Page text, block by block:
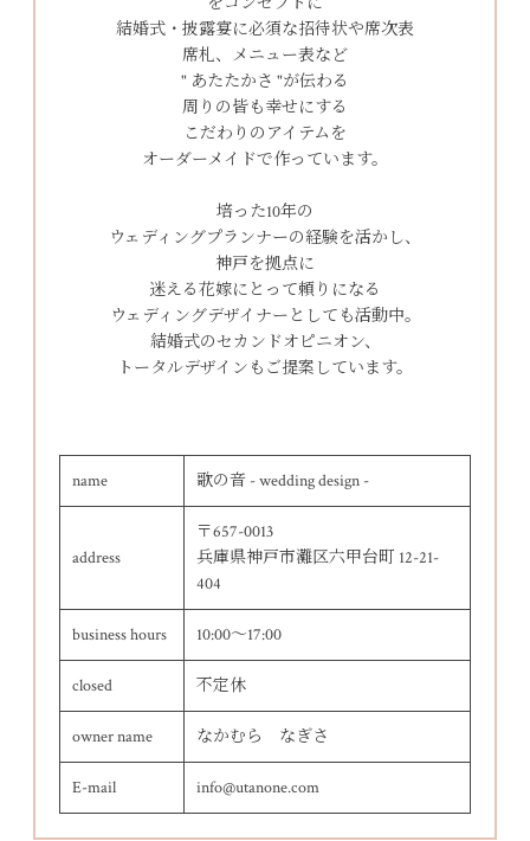
結婚式・披露宴に必須な招待状や席次表
席札、メニュー表など
" あたたかさ "が伝わる
周りの皆も幸せにする
こだわりのアイテムを
オーダーメイドで作っています。
培った10年の
ウェディングプランナーの経験を活かし、
神戸を拠点に
迷える花嫁にとって頼りになる
ウェディングデザイナーとしても活動中。
結婚式のセカンドオピニオン、
トータルデザインもご提案しています。
name 歌の音 - wedding design -
address
〒657-0013
兵庫県神戸市灘区六甲台町 12-21-
404
business hours 10:00～17:00
closed 不定休
owner name なかむら なぎさ
E-mail info@utanone.com